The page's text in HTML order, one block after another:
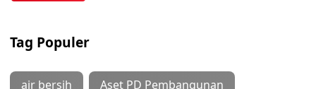
Tag Populer
air bersih Aset PD Pembangunan